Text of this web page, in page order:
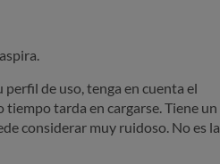
de uso, tenga en cuenta el
tiempo tarda en cargarse. Tiene un
considerar muy ruidoso. No es la